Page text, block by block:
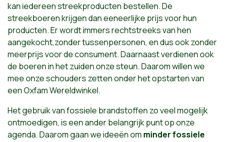
kan iedereen streekproducten bestellen. De
streekboeren krijgen dan eeneerlijke prijs voor hun
producten. Er wordt immers rechtstreeks van hen
aangekocht,zonder tussenpersonen, en dus ook zonder
meerprijs voor de consument. Daarnaast verdienen ook
de boeren in het zuiden onze steun. Daarom willen we
mee onze schouders zetten onder het opstarten van
een Oxfam Wereldwinkel.
Het gebruik van fossiele brandstoffen zo veel mogelijk
ontmoedigen, is een ander belangrijk punt op onze
agenda. Daarom gaan we ideeën om minder fossiele